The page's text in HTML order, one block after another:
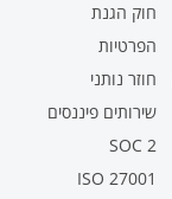
חוק הגנת
הפרטיות
חוזר נותני
שירותים פיננסים
SOC 2
ISO 27001